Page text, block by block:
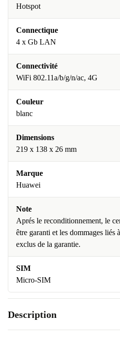
Hotspot
Connectique
4 x Gb LAN
Connectivité
WiFi 802.11a/b/g/n/ac, 4G
Couleur
blanc
Dimensions
219 x 138 x 26 mm
Marque
Huawei
Note
Aprés le reconditionnement, le
être garanti et les dommages liés
exclus de la garantie.
SIM
Micro-SIM
Description